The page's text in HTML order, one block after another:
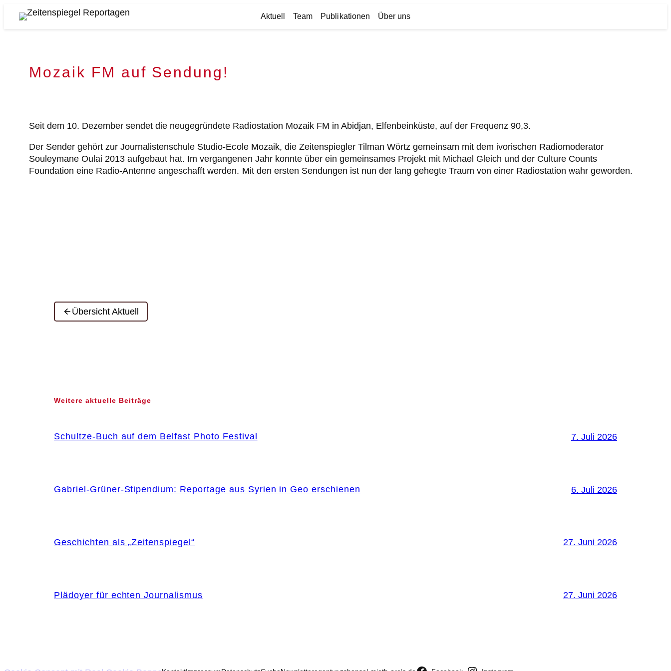
InhaltZeitenspiegel
Aktuell Team Publikationen Über uns
Mozaik FM auf Sendung!
Seit dem 10. Dezember sendet die neugegründete Radiostation Mozaik FM in Abidjan, Elfenbeinküste, auf der Frequenz 90,3.
Der Sender gehört zur Journalistenschule Studio-Ecole Mozaik, die Zeitenspiegler Tilman Wörtz gemeinsam mit dem ivorischen Radiomoderator
Souleymane Oulai 2013 aufgebaut hat. Im vergangenen Jahr konnte über ein gemeinsames Projekt mit Michael Gleich und der Culture Counts
Foundation eine Radio-Antenne angeschafft werden. Mit den ersten Sendungen ist nun der lang gehegte Traum von einer Radiostation wahr geworden.
Übersicht Aktuell
Weitere aktuelle Beiträge
Schultze-Buch auf dem Belfast Photo Festival 7. Juli 2026
Gabriel-Grüner-Stipendium: Reportage aus Syrien in Geo erschienen 6. Juli 2026
Geschichten als „Zeitenspiegel“ 27. Juni 2026
Plädoyer für echten Journalismus 27. Juni 2026